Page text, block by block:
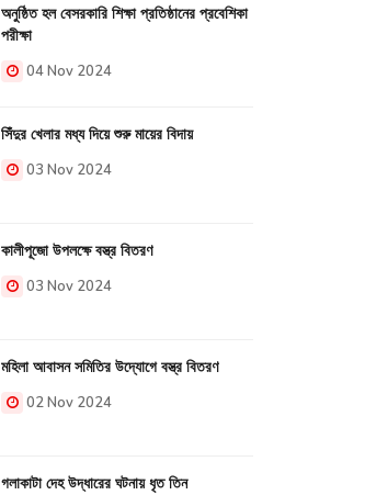
অনুষ্ঠিত হল বেসরকারি শিক্ষা প্রতিষ্ঠানের প্রবেশিকা
পরীক্ষা
04 Nov 2024
সিঁদুর খেলার মধ্য দিয়ে শুরু মায়ের বিদায়
03 Nov 2024
কালীপূজো উপলক্ষে বস্ত্র বিতরণ
03 Nov 2024
মহিলা আবাসন সমিতির উদ্যোগে বস্ত্র বিতরণ
02 Nov 2024
গলাকাটা দেহ উদ্ধারের ঘটনায় ধৃত তিন